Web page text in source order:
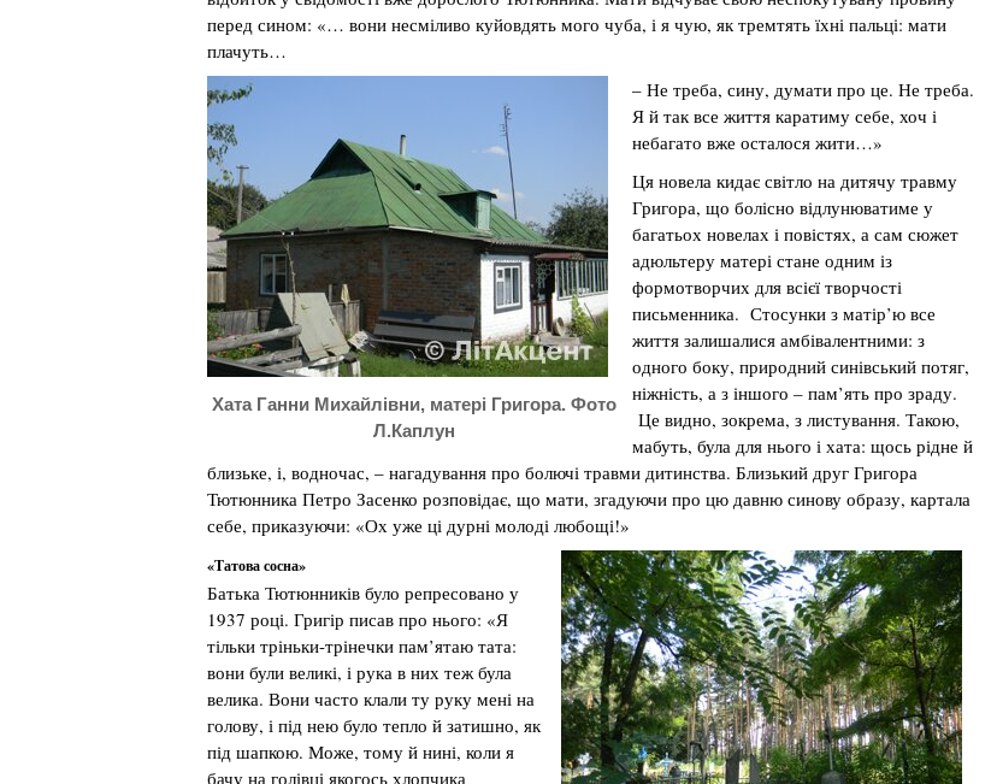
перед сином: «… вони несміливо куйовдять мого чуба, і я чую, як тремтять їхні пальці: мати
плачуть…
Хата Ганни Михайлівни, матері Григора. Фото
Л.Каплун
– Не треба, сину, думати про це. Не треба.
Я й так все життя каратиму себе, хоч і
небагато вже осталося жити…»
Ця новела кидає світло на дитячу травму
Григора, що болісно відлунюватиме у
багатьох новелах і повістях, а сам сюжет
адюльтеру матері стане одним із
формотворчих для всієї творчості
письменника. Стосунки з матір’ю все
життя залишалися амбівалентними: з
одного боку, природний синівський потяг,
ніжність, а з іншого – пам’ять про зраду.
Це видно, зокрема, з листування. Такою,
мабуть, була для нього і хата: щось рідне й
близьке, і, водночас, – нагадування про болючі травми дитинства. Близький друг Григора
Тютюнника Петро Засенко розповідає, що мати, згадуючи про цю давню синову образу, картала
себе, приказуючи: «Ох уже ці дурні молоді любощі!»
«Татова сосна»
Батька Тютюнників було репресовано у
1937 році. Григір писав про нього: «Я
тільки тріньки-трінечки пам’ятаю тата:
вони були великі, і рука в них теж була
велика. Вони часто клали ту руку мені на
голову, і під нею було тепло й затишно, як
під шапкою. Може, тому й нині, коли я
бачу на голівці якогось хлопчика